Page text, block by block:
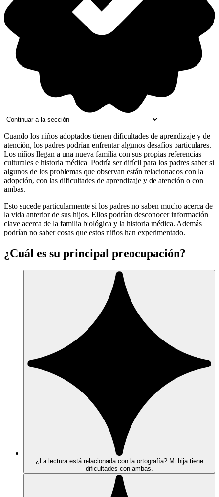
Cuando los niños adoptados tienen dificultades de aprendizaje y de
atención, los padres podrían enfrentar algunos desafíos particulares.
Los niños llegan a una nueva familia con sus propias referencias
culturales e historia médica. Podría ser difícil para los padres saber si
algunos de los problemas que observan están relacionados con la
adopción, con las dificultades de aprendizaje y de atención o con
ambas.
Esto sucede particularmente si los padres no saben mucho acerca de
la vida anterior de sus hijos. Ellos podrían desconocer información
clave acerca de la familia biológica y la historia médica. Además
podrían no saber cosas que estos niños han experimentado.
¿Cuál es su principal preocupación?
¿La lectura está relacionada con la ortografía? Mi hija tiene
dificultades con ambas.